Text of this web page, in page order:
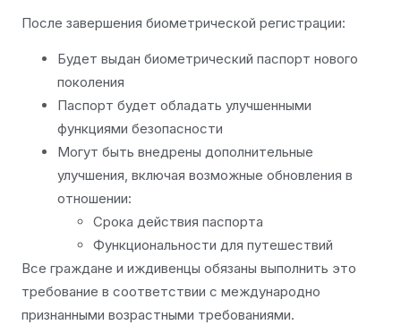
После завершения биометрической регистрации:
Будет выдан биометрический паспорт нового
поколения
Паспорт будет обладать улучшенными
функциями безопасности
Могут быть внедрены дополнительные
улучшения, включая возможные обновления в
отношении:
Срока действия паспорта
Функциональности для путешествий
Все граждане и иждивенцы обязаны выполнить это
требование в соответствии с международно
признанными возрастными требованиями.